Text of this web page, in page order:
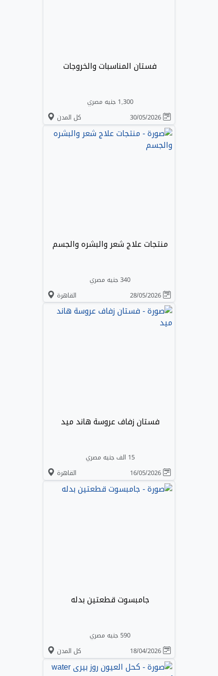
فستان المناسبات والخروجات
1,300 جنيه مصري
كل المدن
منتجات علاج شعر والبشره والجسم
340 جنيه مصري
القاهرة
فستان زفاف عروسة هاند ميد
15 الف جنيه مصري
القاهرة
جامبسوت قطعتين بدله
590 جنيه مصري
كل المدن